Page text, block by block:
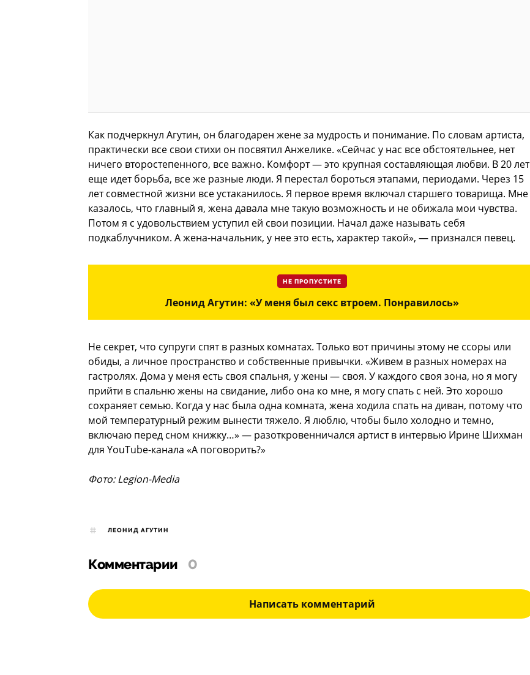
Как подчеркнул Агутин, он благодарен жене за мудрость и понимание. По словам артиста,
практически все свои стихи он посвятил Анжелике. «Сейчас у нас все обстоятельнее, нет
ничего второстепенного, все важно. Комфорт — это крупная составляющая любви. В 20 лет
еще идет борьба, все же разные люди. Я перестал бороться этапами, периодами. Через 15
лет совместной жизни все устаканилось. Я первое время включал старшего товарища. Мне
казалось, что главный я, жена давала мне такую возможность и не обижала мои чувства.
Потом я с удовольствием уступил ей свои позиции. Начал даже называть себя
подкаблучником. А жена-начальник, у нее это есть, характер такой», — признался певец.
НЕ ПРОПУСТИТЕ
Леонид Агутин: «У меня был секс втроем. Понравилось»
Не секрет, что супруги спят в разных комнатах. Только вот причины этому не ссоры или
обиды, а личное пространство и собственные привычки. «Живем в разных номерах на
гастролях. Дома у меня есть своя спальня, у жены — своя. У каждого своя зона, но я могу
прийти в спальню жены на свидание, либо она ко мне, я могу спать с ней. Это хорошо
сохраняет семью. Когда у нас была одна комната, жена ходила спать на диван, потому что
мой температурный режим вынести тяжело. Я люблю, чтобы было холодно и темно,
включаю перед сном книжку…» — разоткровенничался артист в интервью Ирине Шихман
для YouTube-канала «А поговорить?»
Фото: Legion-Media
ЛЕОНИД АГУТИН
Комментарии 0
Написать комментарий